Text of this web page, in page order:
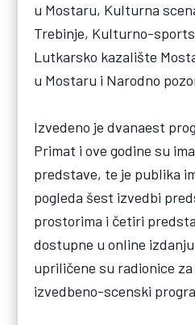
u Mostaru, Kulturna
Trebinje, Kulturno-
Lutkarsko kazalište
u Mostaru i Narodno
Izvedeno je dvanaest
Primat i ove godine su
predstave, te je publika
pogleda šest izvedbi
prostorima i četiri
dostupne u online
upriličene su radionice
izvedbeno-scenski